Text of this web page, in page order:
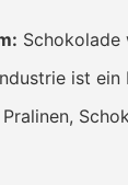
Schokolade
ist
Pralinen,